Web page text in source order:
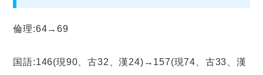
倫理:64→69
国語:146(現90、古32、漢24)→157(現74、古33、漢